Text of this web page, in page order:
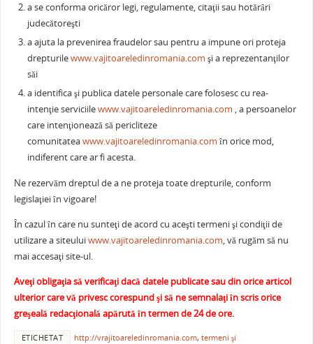
a se conforma oricăror legi, regulamente, citaţii sau hotărâri
judecătoreşti
a ajuta la prevenirea fraudelor sau pentru a impune ori proteja
drepturilewww.vajitoareledinromania.com şi a reprezentanţilor
săi
a identifica şi publica datele personale care folosesc cu rea-
intenţie serviciilewww.vajitoareledinromania.com , a persoanelor
care intenţionează să pericliteze
comunitateawww.vajitoareledinromania.com în orice mod,
indiferent care ar fi acesta.
Ne rezervăm dreptul de a ne proteja toate drepturile, conform
legislaţiei în vigoare!
În cazul în care nu sunteţi de acord cu aceşti termeni şi condiţii de
utilizare a siteuluiwww.vajitoareledinromania.com, vă rugăm să nu
mai accesaţi site-ul.
Aveţi obligaţia să verificaţi dacă datele publicate sau din orice articol
ulterior care vă privesc corespund şi să ne semnalaţi în scris orice
greşeală redacţională apărută în termen de 24 de ore.
ETICHETAT http://vrajitoareledinromania.com,termeni şi